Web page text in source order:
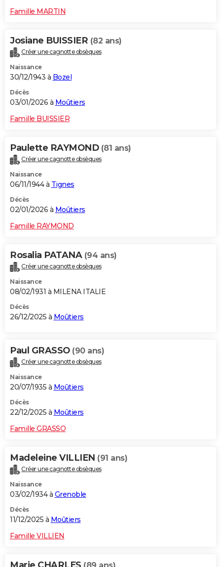
Famille MARTIN
Josiane BUISSIER (82 ans)
Créer une cagnotte obsèques
Naissance
30/12/1943 à Bozel
Décès
03/01/2026 à Moûtiers
Famille BUISSIER
Paulette RAYMOND (81 ans)
Créer une cagnotte obsèques
Naissance
06/11/1944 à Tignes
Décès
02/01/2026 à Moûtiers
Famille RAYMOND
Rosalia PATANA (94 ans)
Créer une cagnotte obsèques
Naissance
08/02/1931 à MILENA ITALIE
Décès
26/12/2025 à Moûtiers
Paul GRASSO (90 ans)
Créer une cagnotte obsèques
Naissance
20/07/1935 à Moûtiers
Décès
22/12/2025 à Moûtiers
Famille GRASSO
Madeleine VILLIEN (91 ans)
Créer une cagnotte obsèques
Naissance
03/02/1934 à Grenoble
Décès
11/12/2025 à Moûtiers
Famille VILLIEN